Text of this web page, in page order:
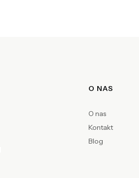
Linki w
O NAS
O nas
Kontakt
Blog